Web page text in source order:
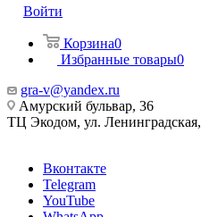
Войти
Корзина0
Избранные товары0
gra-v@yandex.ru
Амурский бульвар, 36
ТЦ Экодом, ул.
Вконтакте
Telegram
YouTube